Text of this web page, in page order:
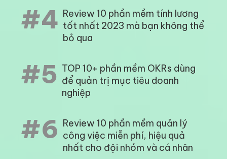
#4 Review 10 phần mềm tính lương
tốt nhất 2023 mà bạn không thể
bỏ qua
#5 TOP 10+ phần mềm OKRs dùng
để quản trị mục tiêu doanh
nghiệp
#6 Review 10 phần mềm quản lý
công việc miễn phí, hiệu quả
nhất cho đội nhóm và cá nhân